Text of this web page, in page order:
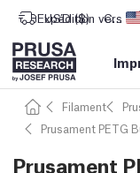
Expédition vers
USD ($) CORE One L: Maintenant en stock !
Filament
Prusament PETG
Prusament